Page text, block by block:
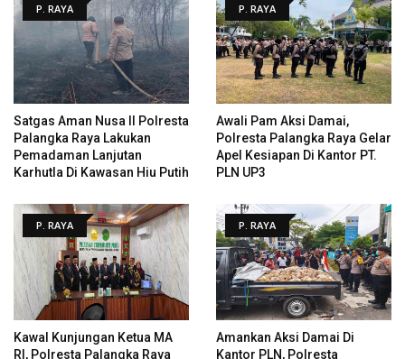
P. RAYA
Satgas Aman Nusa II Polresta
Palangka Raya Lakukan
Pemadaman Lanjutan
Karhutla Di Kawasan Hiu Putih
P. RAYA
Awali Pam Aksi Damai,
Polresta Palangka Raya Gelar
Apel Kesiapan Di Kantor PT.
PLN UP3
P. RAYA
Kawal Kunjungan Ketua MA
RI, Polresta Palangka Raya
P. RAYA
Amankan Aksi Damai Di
Kantor PLN, Polresta